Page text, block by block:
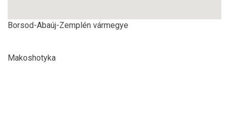
Borsod-Abaúj-Zemplén vármegye
Makoshotyka